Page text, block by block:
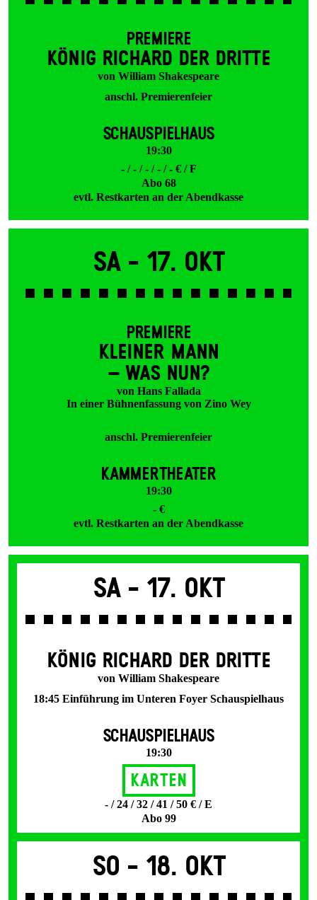
PREMIERE
KÖNIG RICHARD DER DRITTE
von William Shakespeare
anschl. Premierenfeier
SCHAUSPIELHAUS
19:30
- / - / - / - / - € / F
Abo 68
evtl. Restkarten an der Abendkasse
Sa - 17. Okt
PREMIERE
KLEINER MANN
– WAS NUN?
von Hans Fallada
In einer Bühnenfassung von Zino Wey
anschl. Premierenfeier
KAMMERTHEATER
19:30
- €
evtl. Restkarten an der Abendkasse
Sa - 17. Okt
KÖNIG RICHARD DER DRITTE
von William Shakespeare
18:45 Einführung im Unteren Foyer Schauspielhaus
SCHAUSPIELHAUS
19:30
Karten
- / 24 / 32 / 41 / 50 € / E
Abo 99
So - 18. Okt